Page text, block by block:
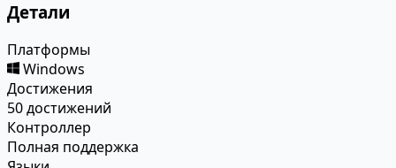
Детали
Платформы
Windows
Достижения
50 достижений
Контроллер
Полная поддержка